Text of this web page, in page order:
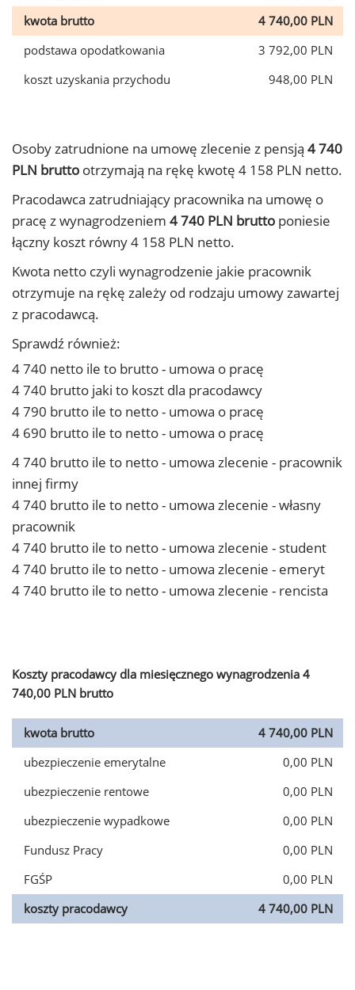
kwota brutto
4 740,00 PLN
podstawa opodatkowania
3 792,00 PLN
koszt uzyskania przychodu
948,00 PLN
Osoby zatrudnione na umowę zlecenie z pensją 4 740
PLN brutto otrzymają na rękę kwotę 4 158 PLN netto.
Pracodawca zatrudniający pracownika na umowę o
pracę z wynagrodzeniem 4 740 PLN brutto poniesie
łączny koszt równy 4 158 PLN netto.
Kwota netto czyli wynagrodzenie jakie pracownik
otrzymuje na rękę zależy od rodzaju umowy zawartej
z pracodawcą.
Sprawdź również:
4 740 netto ile to brutto - umowa o pracę
4 740 brutto jaki to koszt dla pracodawcy
4 790 brutto ile to netto - umowa o pracę
4 690 brutto ile to netto - umowa o pracę
4 740 brutto ile to netto - umowa zlecenie - pracownik
innej firmy
4 740 brutto ile to netto - umowa zlecenie - własny
pracownik
4 740 brutto ile to netto - umowa zlecenie - student
4 740 brutto ile to netto - umowa zlecenie - emeryt
4 740 brutto ile to netto - umowa zlecenie - rencista
Koszty pracodawcy dla miesięcznego wynagrodzenia 4
740,00 PLN brutto
kwota brutto
4 740,00 PLN
ubezpieczenie emerytalne
0,00 PLN
ubezpieczenie rentowe
0,00 PLN
ubezpieczenie wypadkowe
0,00 PLN
Fundusz Pracy
0,00 PLN
FGŚP
0,00 PLN
koszty pracodawcy
4 740,00 PLN